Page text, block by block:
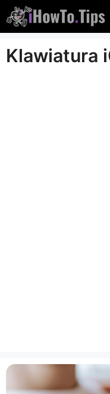
Przejdź
do
treści
Klawiatura